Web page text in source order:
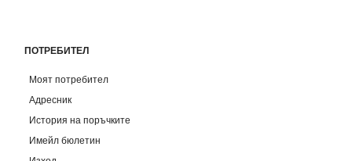
ПОТРЕБИТЕЛ
Моят потребител
Адресник
История на поръчките
Имейл бюлетин